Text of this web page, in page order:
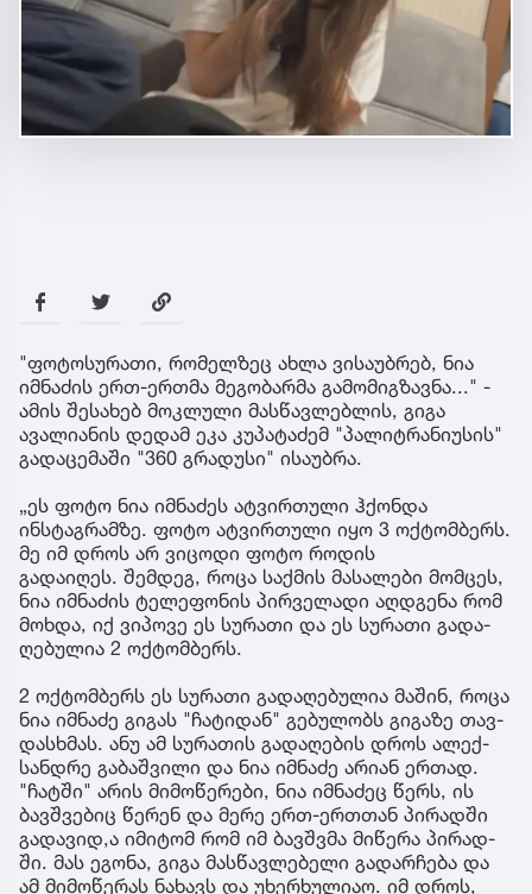
"ფოტოსურათი, რომელზეც ახლა ვისაუბრებ, ნია
იმნაძის ერთ-ერთმა მეგობარმა გამომიგზავნა..." -
ამის შესახებ მოკლული მასწავლებლის, გიგა
ავალიანის დედამ ეკა კუპატაძემ "პალიტრანიუსის"
გადაცემაში "360 გრადუსი" ისაუბრა.
„ეს ფოტო ნია იმნაძეს ატვირთული ჰქონდა
ინსტაგრამზე. ფოტო ატვირთული იყო 3 ოქტომბერს.
მე იმ დროს არ ვიცოდი ფოტო როდის
გადაიღეს. შემ­დეგ, როცა საქ­მის მა­სა­ლე­ბი მომ­ცეს,
ნია იმ­ნა­ძის ტე­ლე­ფო­ნის პირ­ვე­ლა­დი აღ­დგე­ნა რომ
მოხ­და, იქ ვი­პო­ვე ეს სუ­რა­თი და ეს სუ­რა­თი გა­და­
ღე­ბუ­ლია 2 ოქ­ტომ­ბერს.
2 ოქ­ტომ­ბერს ეს სუ­რა­თი გა­და­ღე­ბუ­ლია მა­შინ, როცა
ნია იმ­ნა­ძე გი­გას "ჩა­ტი­დან" გე­ბუ­ლობს გი­გა­ზე თავ­
დას­ხმას. ანუ ამ სუ­რა­თის გა­და­ღე­ბის დროს ალექ­
სან­დრე გა­ბაშ­ვი­ლი და ნია იმ­ნა­ძე არი­ან ერ­თად.
"ჩატ­ში" არის მი­მო­წე­რე­ბი, ნია იმ­ნა­ძეც წერს, ის
ბავ­შვე­ბიც წე­რენ და მერე ერთ-ერ­თთან პი­რად­ში
გა­და­ვი­დ,ა იმი­ტომ რომ იმ ბავ­შვმა მი­წე­რა პი­რად­
ში. მას ეგო­ნა, გიგა მას­წავ­ლე­ბე­ლი გა­დარ­ჩე­ბა და
ამ მი­მო­წე­რას ნა­ხავს და უხერ­ხუ­ლი­აო. იმ დროს,